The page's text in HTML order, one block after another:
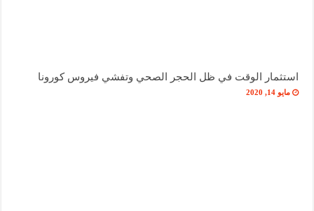
استثمار الوقت في ظل الحجر الصحي وتفشي فيروس كورونا
مايو 14, 2020